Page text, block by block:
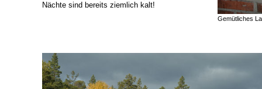
Gemütliches
Nächte sind bereits ziemlich kalt!